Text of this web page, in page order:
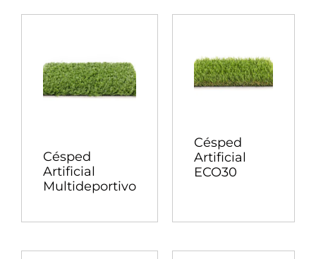
Césped
Artificial
Multideportivo
Césped
Artificial
ECO30